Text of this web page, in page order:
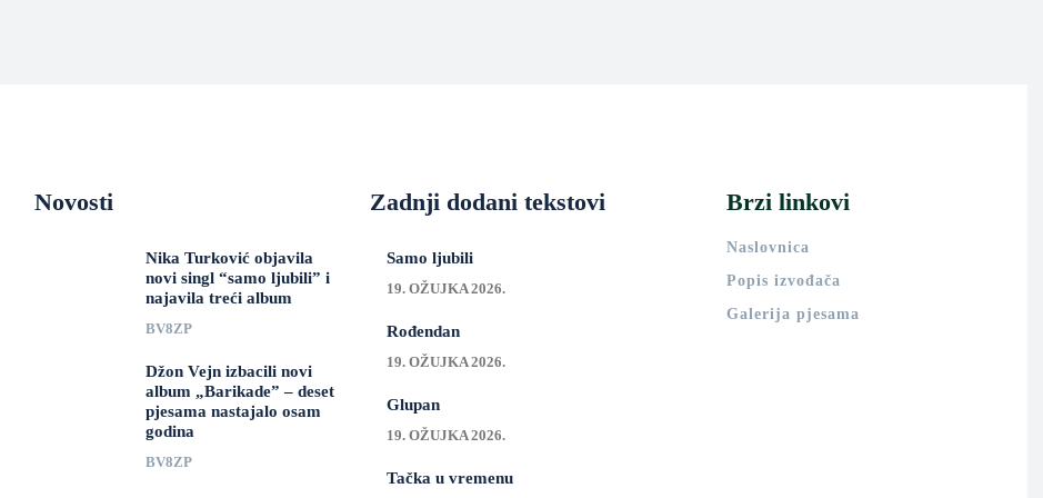
Novosti
Nika Turković objavila
novi singl “samo ljubili” i
najavila treći album
BV8ZP
Džon Vejn izbacili novi
album „Barikade” – deset
pjesama nastajalo osam
godina
BV8ZP
Zadnji dodani tekstovi
Samo ljubili
19. OŽUJKA 2026.
Rođendan
19. OŽUJKA 2026.
Glupan
19. OŽUJKA 2026.
Tačka u vremenu
Brzi linkovi
Naslovnica
Popis izvođača
Galerija pjesama